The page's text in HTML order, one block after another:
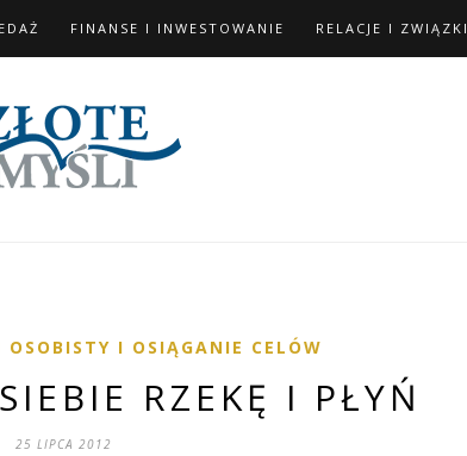
FINANSE I INWESTOWANIE RELACJE I ZWIĄZKI
OSOBISTY I OSIĄGANIE CELÓW
RZEKĘ I PŁYŃ
25 LIPCA 2012